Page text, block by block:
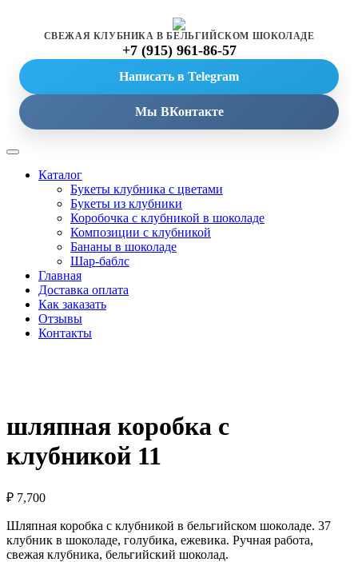
СВЕЖАЯ КЛУБНИКА В БЕЛЬГИЙСКОМ ШОКОЛАДЕ
+7 (915) 961-86-57
Написать в Telegram
Мы ВКонтакте
Каталог
Букеты клубника с цветами
Букеты из клубники
Коробочка с клубникой в шоколаде
Композиции с клубникой
Бананы в шоколаде
Шар-баблс
Главная
Доставка оплата
Как заказать
Отзывы
Контакты
шляпная коробка с
клубникой 11
₽ 7,700
Шляпная коробка с клубникой в бельгийском шоколаде. 37
клубник в шоколаде, голубика, ежевика. Ручная работа,
свежая клубника, бельгийский шоколад.